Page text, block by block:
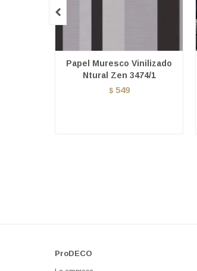
Papel Muresco Vinilizado
Ntural Zen 3474/1
$ 549

ProDECO